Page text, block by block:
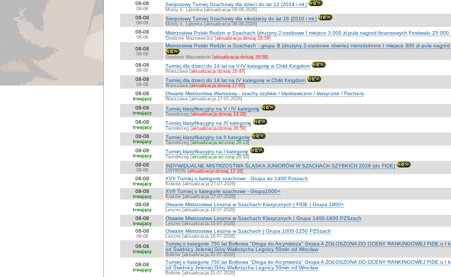
08-08
08-08
Sierpniowy Turniej Szachowy dla dzieci do lat 12 (2014 i mł.)
Mosty k. Lęborka [aktualizacja:06-08-2026]
08-08
08-08
Sierpniowy Turniej Szachowy dla młodzieży do lat 16 (2010 i mł.)
Mosty k. Lęborka [aktualizacja:06-08-2026]
08-08
08-08
Mistrzostwa Polski Rodzin w Szachach (drużyny 2-osobowe I miejsce 3 000 zł pula nagrod finansowych Festiwalu 25 000
Grodzisk Mazowieckiz [aktualizacja:dzisiaj 16:58]
08-08
08-08
Mistrzostwa Polski Rodzin w Szachach - grupa B (drużyny 2-osobowe również nierodzinnne I miejsce 300 zł pula
Grodzisk Mazowiecki [aktualizacja:dzisiaj 16:58]
08-08
08-08
Turniej dla dzieci do 14 lat na V-IV kategorię w Child Kingdom
Warszawa [aktualizacja:dzisiaj 16:47]
08-08
08-08
Turniej dla dzieci do 14 lat na IV kategorię w Child Kingdom
Warszawa [aktualizacja:dzisiaj 17:05]
08-08
trwający
Otwarte Mistrzostwa Warszawy - szachy szybkie / błyskawiczne / klasyczne / Fischera
Warszawa [aktualizacja:27-07-2026]
08-08
trwający
Turniej klasyfikacyjny na V i IV kategorię
Tarnobrzeg [aktualizacja:dzisiaj 13:28]
08-08
trwający
Turniej klasyfikacyjny na III kategorię
Tarnobrzeg [aktualizacja:dzisiaj 16:58]
08-08
trwający
Turniej klasyfikacyjny na II kategorię
Tarnobrzeg [aktualizacja:wczoraj 20:13]
08-08
trwający
Turniej klasyfikaxyjny na I kategorię
Tarnobrzeg [aktualizacja:wczoraj 20:10]
08-08
08-08
INDYWIDUALNE MISTRZOSTWA ŚLĄSKA JUNIORÓW W SZACHACH SZYBKICH 2026 (do FIDE)
USTROŃ [aktualizacja:dzisiaj 12:32]
08-08
trwający
XVII Turniej o kategorie szachowe - Grupa do 1400 Pzszach
Kraków [aktualizacja:27-07-2026]
08-08
trwający
XVII Turniej o kategorie szachowe - Grupa1600+
Kraków [aktualizacja:27-07-2026]
08-08
trwający
Otwarte Mistrzostwa Leszna w Szachach Klasycznych | FIDE | Grupa 1800+
Leszno [aktualizacja:16-07-2026]
08-08
trwający
Otwarte Mistrzostwa Leszna w Szachach Klasycznych | Grupa 1400-1600 PZSzach
Leszno [aktualizacja:16-07-2026]
08-08
08-08
Otwarte Mistrzostwa Leszna w Szachach | Grupa 1000-1250 PZSzach
Leszno [aktualizacja:16-07-2026]
08-08
trwający
Turniej o kategorie 750 lat Bolkowa "Droga do Arcymistrza" Grupa A ZGŁOSZONA DO OCENY RANKINGOWEJ FIDE o I
od Świdnicy Jeleniej Góry Wałbrzycha Legnicy 50min od Wrocław
Bolków [aktualizacja:31-07-2026]
08-08
trwający
Turniej o kategorie 750 lat Bolkowa "Droga do Arcymistrza" Grupa A ZGŁOSZONA DO OCENY RANKINGOWEJ FIDE o I
od Świdnicy Jeleniej Góry Wałbrzycha Legnicy 50min od Wrocław
Bolków [aktualizacja:31-07-2026]